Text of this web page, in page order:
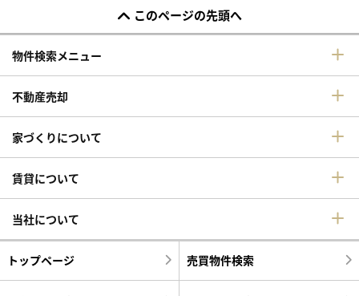
このページの先頭へ
物件検索メニュー
不動産売却
家づくりについて
賃貸について
当社について
トップページ 売買物件検索